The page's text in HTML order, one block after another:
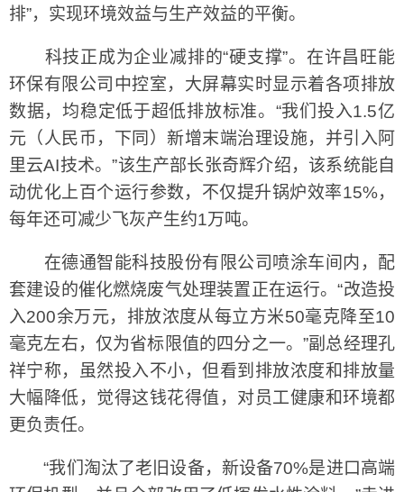
排”，实现环境效益与生产效益的平衡。
科技正成为企业减排的“硬支撑”。在许昌旺能
环保有限公司中控室，大屏幕实时显示着各项排放
数据，均稳定低于超低排放标准。“我们投入1.5亿
元（人民币，下同）新增末端治理设施，并引入阿
里云AI技术。”该生产部长张奇辉介绍，该系统能自
动优化上百个运行参数，不仅提升锅炉效率15%，
每年还可减少飞灰产生约1万吨。
在德通智能科技股份有限公司喷涂车间内，配
套建设的催化燃烧废气处理装置正在运行。“改造投
入200余万元，排放浓度从每立方米50毫克降至10
毫克左右，仅为省标限值的四分之一。”副总经理孔
祥宁称，虽然投入不小，但看到排放浓度和排放量
大幅降低，觉得这钱花得值，对员工健康和环境都
更负责任。
“我们淘汰了老旧设备，新设备70%是进口高端